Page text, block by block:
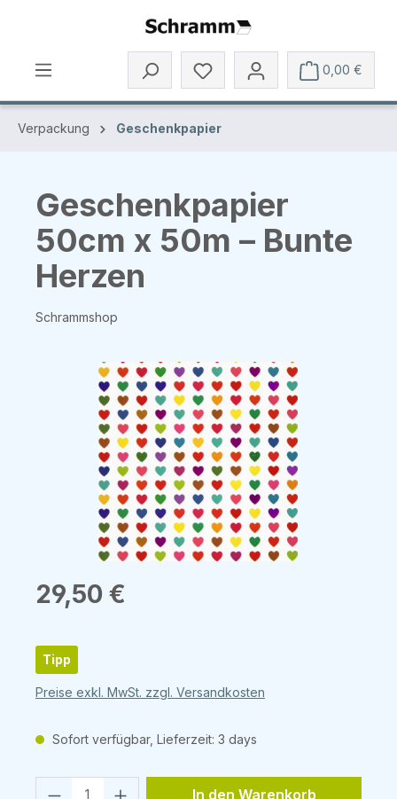
Zum Hauptinhalt springen
0,00 €
Verpackung Geschenkpapier
Geschenkpapier
50cm x 50m – Bunte
Herzen
Schrammshop
Bildergalerie überspringen
Regulärer Preis:
29,50 €
Tipp
Preise exkl. MwSt. zzgl. Versandkosten
Sofort verfügbar, Lieferzeit: 3 days
Produkt Anzahl: Gib den
In den Warenkorb